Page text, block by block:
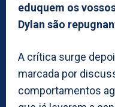
eduquem os
Dylan são
A crítica surge
marcada por
comportamentos